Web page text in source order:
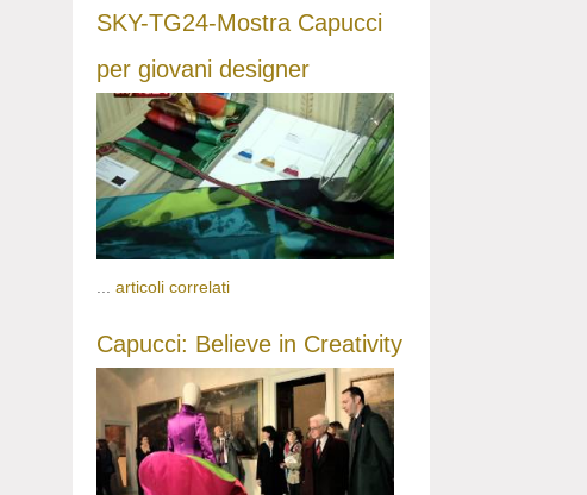
SKY-TG24-Mostra Capucci
per giovani designer
... articoli correlati
Capucci: Believe in Creativity